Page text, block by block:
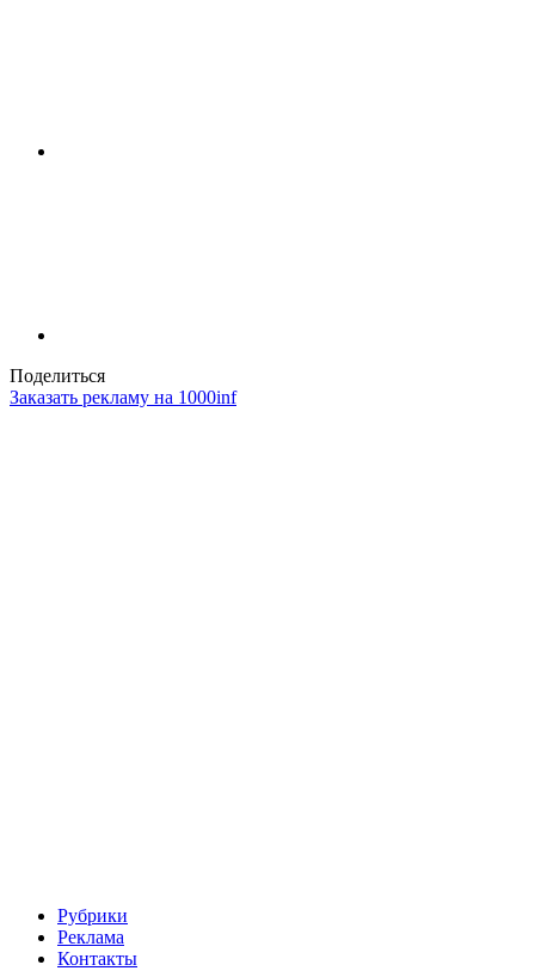
Поделиться
Заказать рекламу на 1000inf
Рубрики
Реклама
Контакты